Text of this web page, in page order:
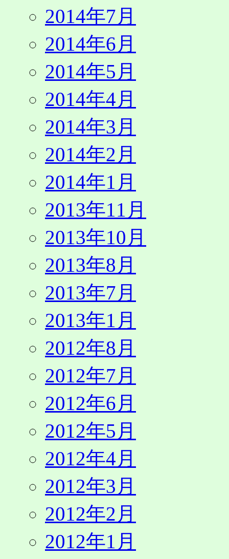
2014年7月
2014年6月
2014年5月
2014年4月
2014年3月
2014年2月
2014年1月
2013年11月
2013年10月
2013年8月
2013年7月
2013年1月
2012年8月
2012年7月
2012年6月
2012年5月
2012年4月
2012年3月
2012年2月
2012年1月